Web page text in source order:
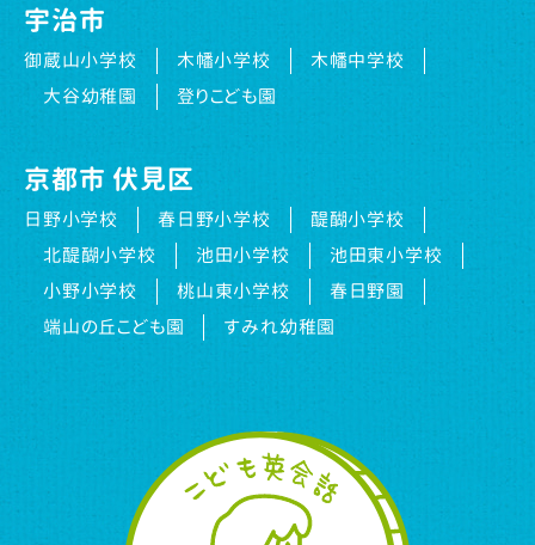
宇治市
御蔵山小学校 木幡小学校
木幡中学校
大谷幼稚園
登りこども園
京都市 伏見区
日野小学校 春日野小学校
醍醐小学校
北醍醐小学校
池田小学校
池田東小学校
小野小学校
桃山東小学校
春日野園
端山の丘こども園
すみれ幼稚園